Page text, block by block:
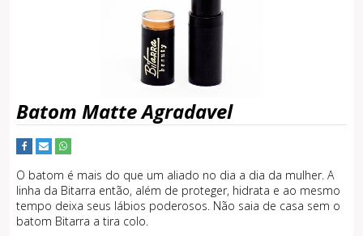
Batom Matte Agradavel
O batom é mais do que um aliado no dia a dia da mulher. A
linha da Bitarra então, além de proteger, hidrata e ao mesmo
tempo deixa seus lábios poderosos. Não saia de casa sem o
batom Bitarra a tira colo.